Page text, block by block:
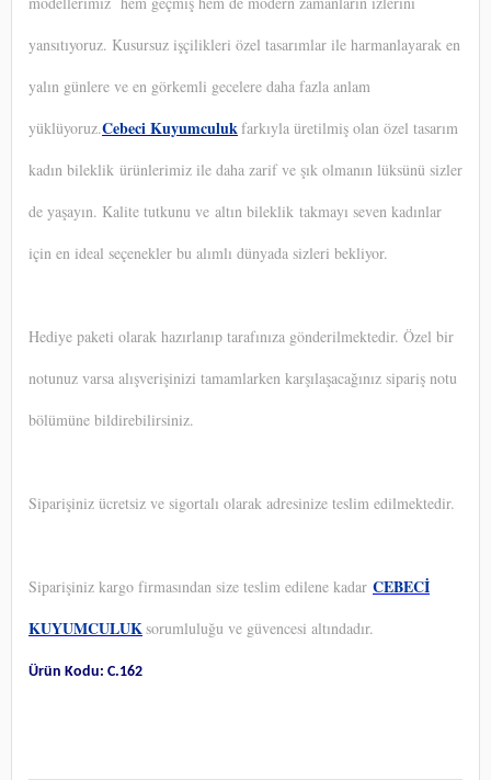
yansıtıyoruz. Kusursuz işçilikleri özel tasarımlar ile harmanlayarak en
yalın günlere ve en görkemli gecelere daha fazla anlam
yüklüyoruz.Cebeci Kuyumculukfarkıyla üretilmiş olan özel tasarım
kadın bileklik ürünlerimiz ile daha zarif ve şık olmanın lüksünü sizler
de yaşayın. Kalite tutkunu ve altın bileklik takmayı seven kadınlar
için en ideal seçenekler bu alımlı dünyada sizleri bekliyor.
Hediye paketi olarak hazırlanıp tarafınıza gönderilmektedir. Özel bir
notunuz varsa alışverişinizi tamamlarken karşılaşacağınız sipariş notu
bölümüne bildirebilirsiniz.
Siparişiniz ücretsiz ve sigortalı olarak adresinize teslim edilmektedir.
Siparişiniz kargo firmasından size teslim edilene kadar CEBECİ
KUYUMCULUKsorumluluğu ve güvencesi altındadır.
Ürün Kodu: C.162